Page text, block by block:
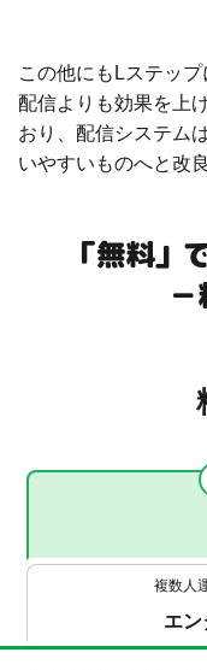
この他にもLステッ
配信よりも効果を上
おり、配信システム
いやすいものへと改
「無料」
複数人
エ